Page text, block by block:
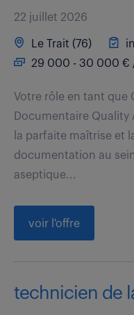
22 juillet 2026
Le Trait (76)
29 000 - 30 000 €
Votre rôle en tant que
Documentaire
la parfaite maîtrise et
documentation au
aseptique...
voir l'offre
technicien de